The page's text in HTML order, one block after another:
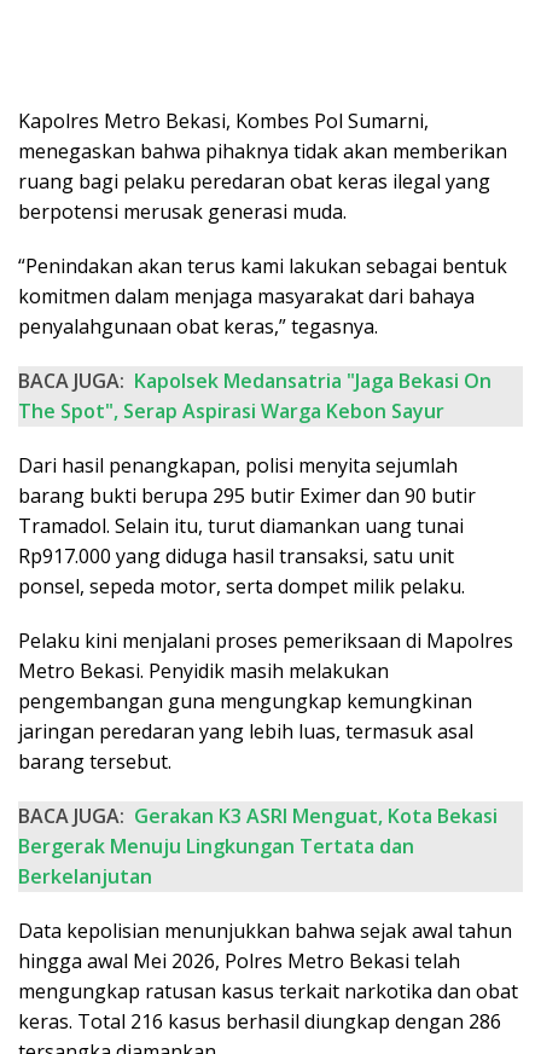
Kapolres Metro Bekasi, Kombes Pol Sumarni,
menegaskan bahwa pihaknya tidak akan memberikan
ruang bagi pelaku peredaran obat keras ilegal yang
berpotensi merusak generasi muda.
“Penindakan akan terus kami lakukan sebagai bentuk
komitmen dalam menjaga masyarakat dari bahaya
penyalahgunaan obat keras,” tegasnya.
BACA JUGA: Kapolsek Medansatria "Jaga Bekasi On
The Spot", Serap Aspirasi Warga Kebon Sayur
Dari hasil penangkapan, polisi menyita sejumlah
barang bukti berupa 295 butir Eximer dan 90 butir
Tramadol. Selain itu, turut diamankan uang tunai
Rp917.000 yang diduga hasil transaksi, satu unit
ponsel, sepeda motor, serta dompet milik pelaku.
Pelaku kini menjalani proses pemeriksaan di Mapolres
Metro Bekasi. Penyidik masih melakukan
pengembangan guna mengungkap kemungkinan
jaringan peredaran yang lebih luas, termasuk asal
barang tersebut.
BACA JUGA: Gerakan K3 ASRI Menguat, Kota Bekasi
Bergerak Menuju Lingkungan Tertata dan
Berkelanjutan
Data kepolisian menunjukkan bahwa sejak awal tahun
hingga awal Mei 2026, Polres Metro Bekasi telah
mengungkap ratusan kasus terkait narkotika dan obat
keras. Total 216 kasus berhasil diungkap dengan 286